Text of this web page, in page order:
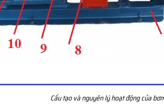
Cấu tạo và nguyên lý hoạt động của